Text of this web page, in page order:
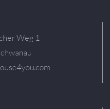
Weg 1